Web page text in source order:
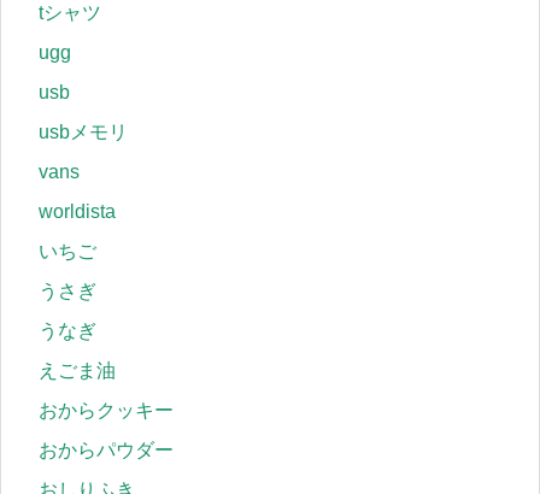
tシャツ
ugg
usb
usbメモリ
vans
worldista
いちご
うさぎ
うなぎ
えごま油
おからクッキー
おからパウダー
おしりふき